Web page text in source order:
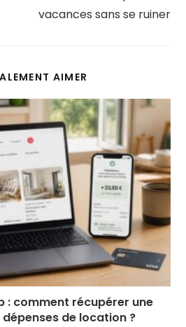
vacances sans se ruiner
AIMER
: comment récupérer une
de location ?